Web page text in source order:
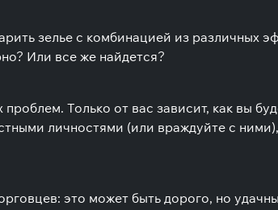
зелье с комбинацией из различных
Или все же найдется?
Только от вас зависит, как вы
личностями (или враждуйте с
это может быть дорого, но